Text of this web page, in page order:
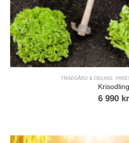
TRÄDGÅRD & ODLING,
Krisodling
6 990 kr